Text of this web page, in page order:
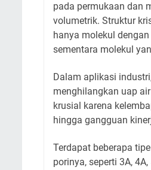
pada permukaan dan
volumetrik. Struktur
hanya molekul
sementara molekul
Dalam aplikasi
menghilangkan uap
krusial karena
hingga gangguan
Terdapat beberapa
porinya, seperti 3A,